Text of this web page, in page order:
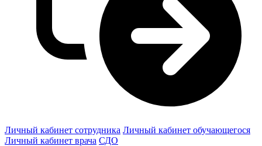
Личный кабинет сотрудника Личный кабинет обучающегося
Личный кабинет врача СДО